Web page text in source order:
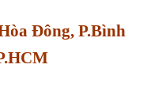
Đông, P.Bình